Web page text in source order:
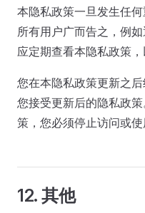
本隐私政策一旦发生任
所有用户广而告之，例
应定期查看本隐私政策，
您在本隐私政策更新之
您接受更新后的隐私政
策，您必须停止访问或使
12. 其他